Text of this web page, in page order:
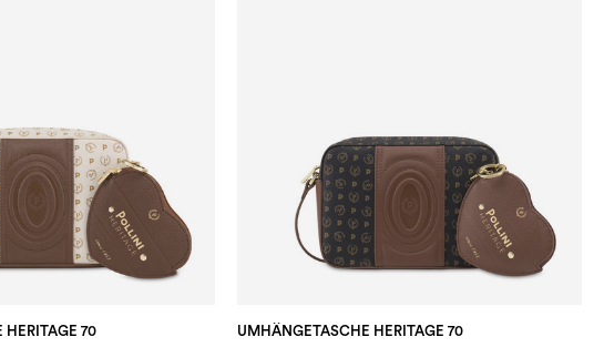
HERITAGE 70 UMHÄNGETASCHE HERITAGE 70